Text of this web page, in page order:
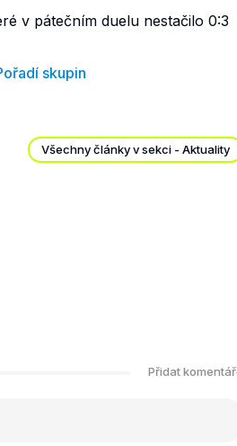
v pátečním duelu nestačilo 0:3
skupin
Všechny články v sekci - Aktuality
Přidat komentář